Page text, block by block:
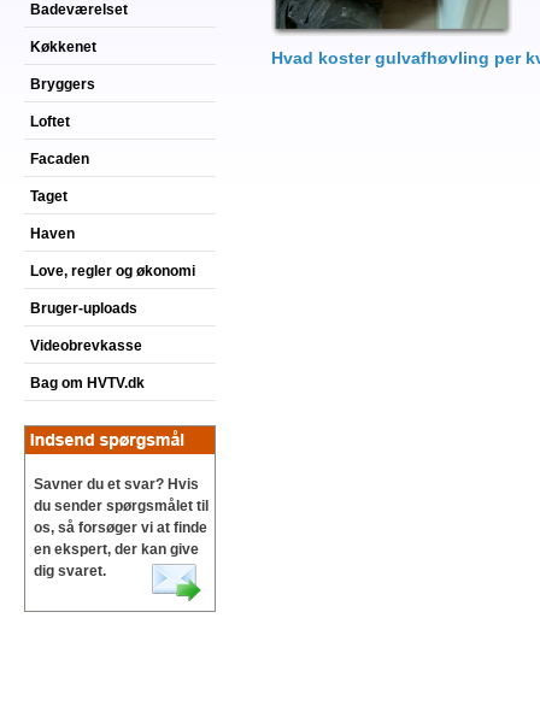
Badeværelset
Køkkenet
Bryggers
Loftet
Facaden
Taget
Haven
Love, regler og økonomi
Bruger-uploads
Videobrevkasse
Bag om HVTV.dk
Savner du et svar? Hvis
du sender spørgsmålet til
os, så forsøger vi at finde
en ekspert, der kan give
dig svaret.
Hvad koster gulvafhøvling per